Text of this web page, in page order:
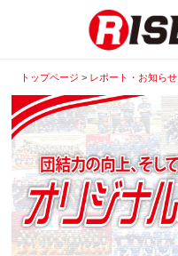
トップページ > レポート・お知らせ